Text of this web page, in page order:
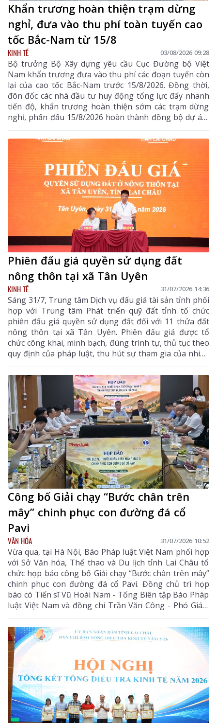
Khẩn trương hoàn thiện trạm dừng
nghỉ, đưa vào thu phí toàn tuyến cao
tốc Bắc-Nam từ 15/8
KINH TẾ 03/08/2026 09:28
Bộ trưởng Bộ Xây dựng yêu cầu Cục Đường bộ Việt
Nam khẩn trương đưa vào thu phí các đoạn tuyến còn
lại của cao tốc Bắc-Nam trước 15/8/2026. Đồng thời,
đôn đốc các nhà đầu tư huy động tổng lực đẩy nhanh
tiến độ, khẩn trương hoàn thiện sớm các trạm dừng
nghỉ, phấn đấu 15/8/2026 hoàn thành đồng bộ dự án,
triển khai thu phí các tuyến cao tốc
Phiên đấu giá quyền sử dụng đất
nông thôn tại xã Tân Uyên
KINH TẾ 31/07/2026 14:36
Sáng 31/7, Trung tâm Dịch vụ đấu giá tài sản tỉnh phối
hợp với Trung tâm Phát triển quỹ đất tỉnh tổ chức
phiên đấu giá quyền sử dụng đất đối với 11 thửa đất
nông thôn tại xã Tân Uyên. Phiên đấu giá được tổ
chức công khai, minh bạch, đúng trình tự, thủ tục theo
quy định của pháp luật, thu hút sự tham gia của nhiều
khách hàng có nhu cầu sử dụng đất và đầu tư.
Công bố Giải chạy “Bước chân trên
mây” chinh phục con đường đá cổ
Pavi
VĂN HÓA 31/07/2026 10:52
Vừa qua, tại Hà Nội, Báo Pháp luật Việt Nam phối hợp
với Sở Văn hóa, Thể thao và Du lịch tỉnh Lai Châu tổ
chức họp báo công bố Giải chạy “Bước chân trên mây”
chinh phục con đường đá cổ Pavi. Đồng chủ trì họp
báo có Tiến sĩ Vũ Hoài Nam - Tổng Biên tập Báo Pháp
luật Việt Nam và đồng chí Trần Văn Công - Phó Giám
đốc Sở Văn hóa, Thể thao và Du lịch tỉnh Lai Châu.